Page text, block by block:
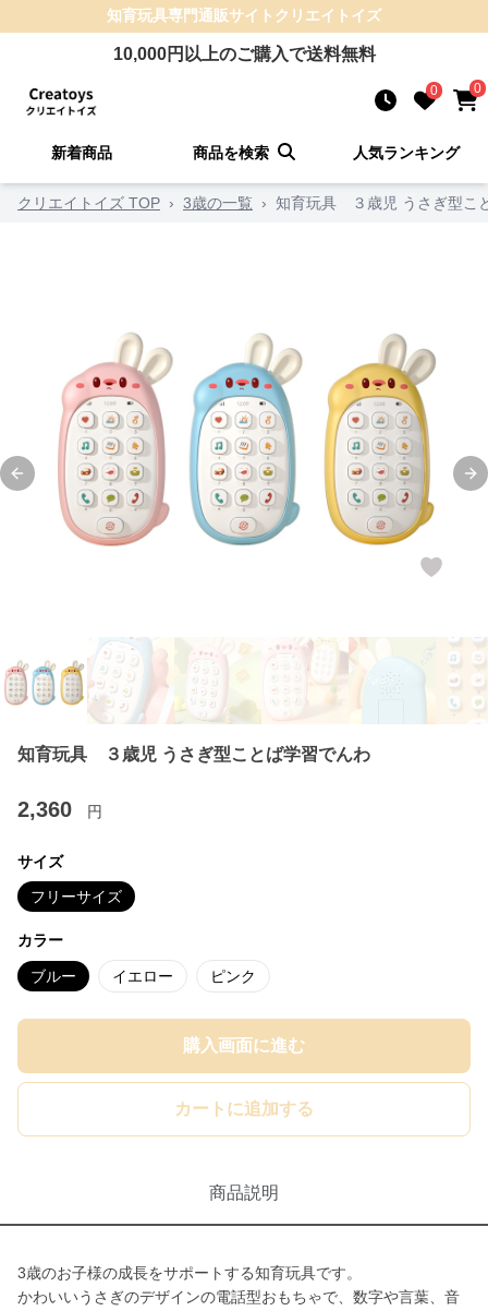
知育玩具専門通販サイト クリエイトイズ
10,000円以上のご購入で送料無料
0 0
新着商品 商品を検索 人気ランキング
クリエイトイズ TOP › 3歳の一覧 › 知育玩具 ３歳児 うさぎ型こ
Previous slide
知育玩具 ３歳児 うさぎ型ことば学習でんわ
2,360 円
サイズ
フリーサイズ
カラー
ブルー イエロー ピンク
購入画面に進む
カートに追加する
商品説明
3歳のお子様の成長をサポートする知育玩具です。
かわいいうさぎのデザインの電話型おもちゃで、数字や言葉、音